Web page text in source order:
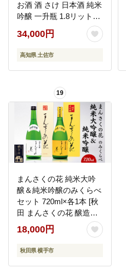
お酒 酒 さけ 日本酒 純米
吟醸 一升瓶 1.8リットル
原酒 度数 14度 地酒 亀泉
cel24 セル24【株式会社
とさもん】 [BQAE064]
34,000円
高知県 土佐市
19
まんさくの花 純米大吟
醸＆純米吟醸のみくらべ
セット 720ml×各1本 [秋
田 まんさくの花 醸造元
日の丸醸造株式会社 日
本酒 地酒 発酵食品 純米
大吟醸 純米吟醸]
18,000円
秋田県 横手市